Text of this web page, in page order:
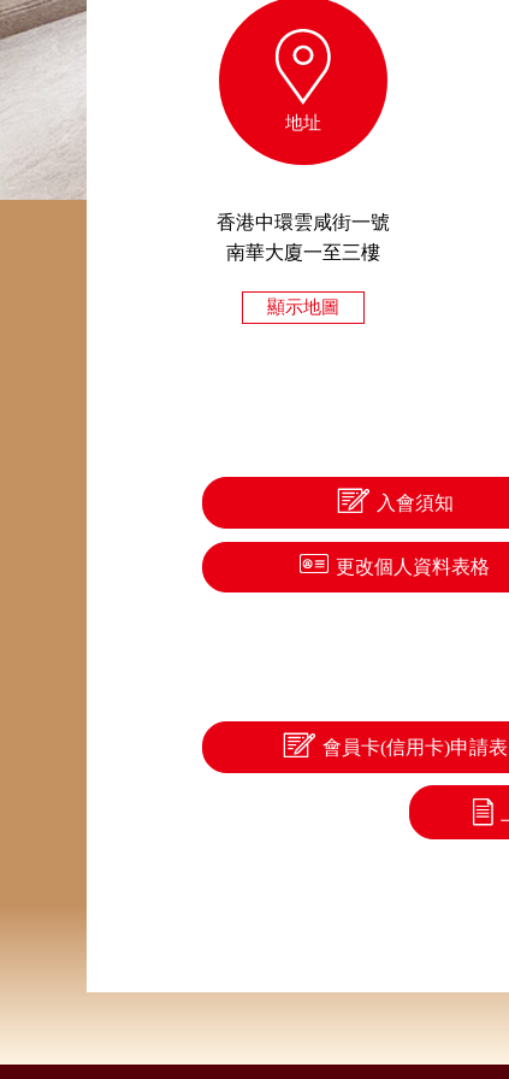
地址
香港中環雲咸街一號
南華大廈一至三樓
顯示地圖
入會須知
更改個人資料表格
會員卡(信用卡)申請表